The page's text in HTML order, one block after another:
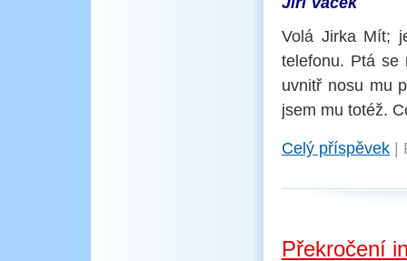
Volá Jirka Mít;
telefonu. Ptá
uvnitř nosu mu
jsem mu totéž.
Celý příspěvek
Překročení